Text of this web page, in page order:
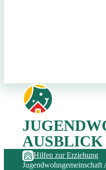
AUSBLICK
Hilfen zur Erziehung
Jugendwohngemeinschaft